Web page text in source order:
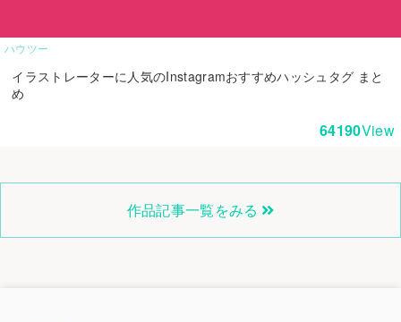
ハウツー
イラストレーターに人気のInstagramおすすめハッシュタグ まと
め
64190View
作品記事一覧をみる